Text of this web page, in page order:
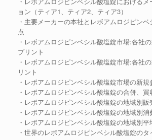
ョン（ティア1、ティア2、ティア3）
・主要メーカーの本社とレボアムロジピン
点
・レボアムロジピンベシル酸塩錠市場:各社
プリント
・レボアムロジピンベシル酸塩錠市場:各社
リント
・レボアムロジピンベシル酸塩錠市場の新
・レボアムロジピンベシル酸塩錠の合併、
・レボアムロジピンベシル酸塩錠の地域別販
・レボアムロジピンベシル酸塩錠の地域別消
・レボアムロジピンベシル酸塩錠の地域別平
・世界のレボアムロジピンベシル酸塩錠の